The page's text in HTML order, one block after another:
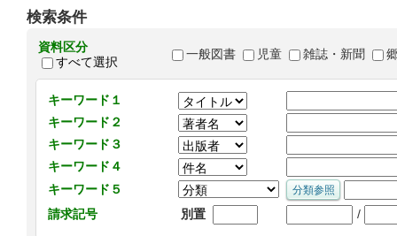
検索条件
資料区分
すべて選択
一般図書 児童 雑誌・新聞
キーワード１
キーワード２
キーワード３
キーワード４
キーワード５
請求記号
別置 /